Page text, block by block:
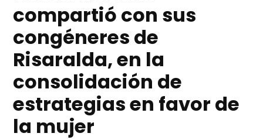
compartió con sus
congéneres de
Risaralda, en la
consolidación de
estrategias en favor de
la mujer